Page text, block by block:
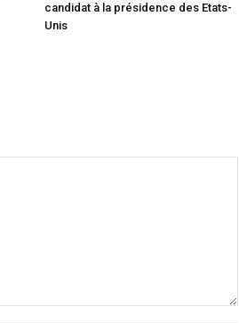
candidat à la présidence des Etats-
Unis